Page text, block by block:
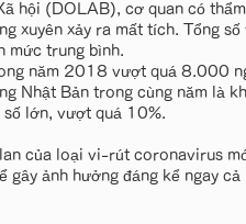
hội (DOLAB), cơ quan có
xuyên xảy ra mất tích. Tổng
mức trung bình.
năm 2018 vượt quá 8.000
Nhật Bản trong cùng năm là
lớn, vượt quá 10%.
của loại vi-rút coronavirus
ảnh hưởng đáng kể ngay cả